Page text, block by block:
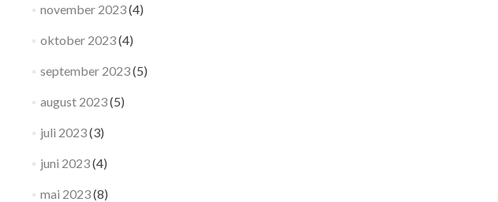
november 2023(4)
oktober 2023(4)
september 2023(5)
august 2023(5)
juli 2023(3)
juni 2023(4)
mai 2023(8)